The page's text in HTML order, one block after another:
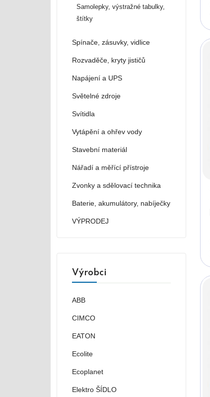
Samolepky, výstražné tabulky,
štítky
Spínače, zásuvky, vidlice
Rozvaděče, kryty jističů
Napájení a UPS
Světelné zdroje
Svítidla
Vytápění a ohřev vody
Stavební materiál
Nářadí a měřící přístroje
Zvonky a sdělovací technika
Baterie, akumulátory, nabíječky
VÝPRODEJ
Výrobci
ABB
CIMCO
EATON
Ecolite
Ecoplanet
Elektro ŠÍDLO